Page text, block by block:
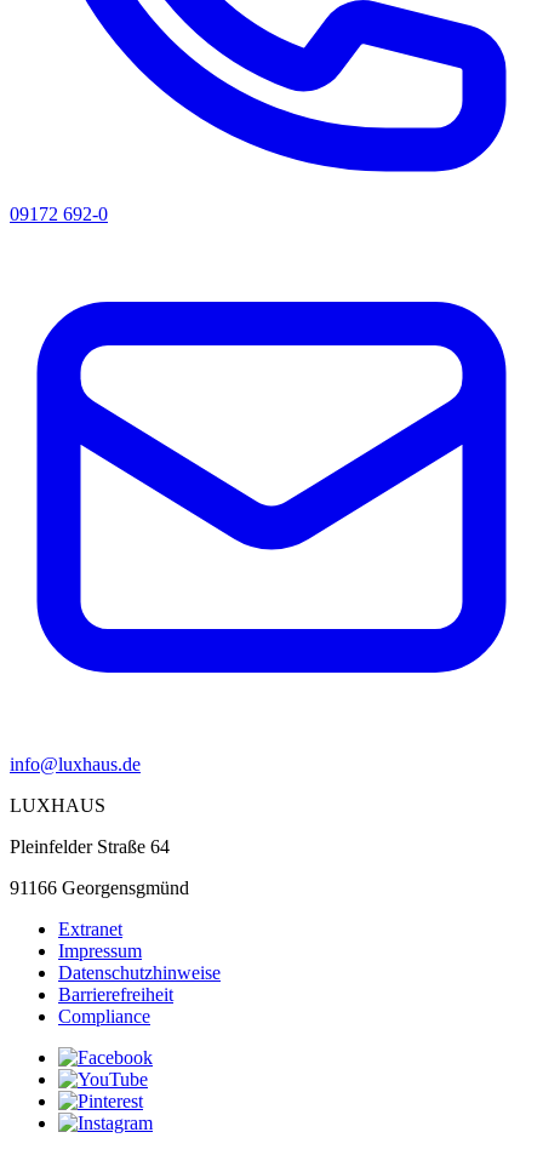
09172 692-0
info@luxhaus.de
LUXHAUS
Pleinfelder Straße 64
91166 Georgensgmünd
Extranet
Impressum
Datenschutzhinweise
Barrierefreiheit
Compliance